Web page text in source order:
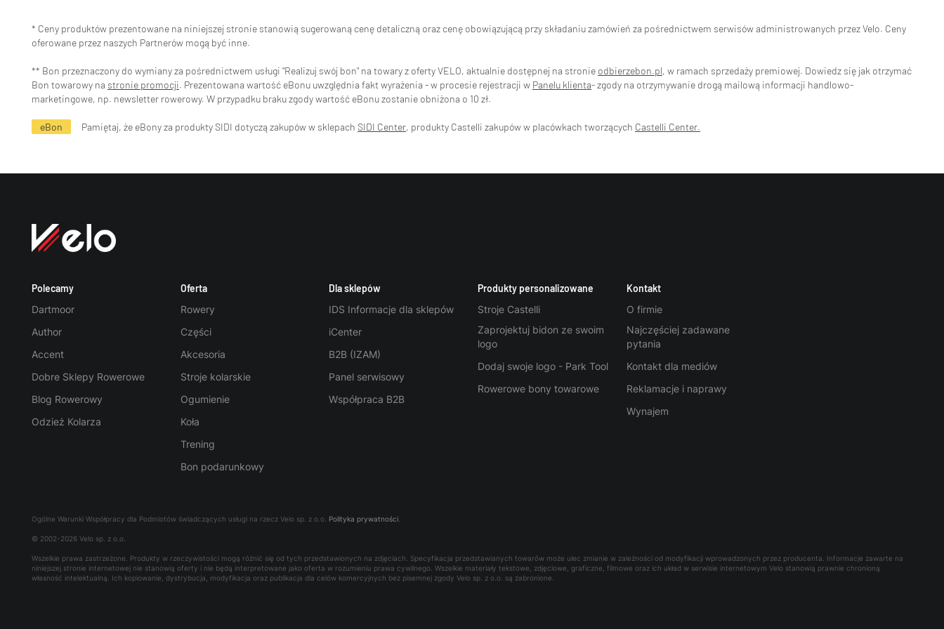
* Ceny produktów prezentowane na niniejszej stronie stanowią sugerowaną cenę detaliczną oraz cenę obowiązującą przy składaniu zamówień za pośrednictwem serwisów administrowanych przez Velo. Ceny
oferowane przez naszych Partnerów mogą być inne.
** Bon przeznaczony do wymiany za pośrednictwem usługi "Realizuj swój bon" na towary z oferty VELO, aktualnie dostępnej na stronie odbierzebon.pl, w ramach sprzedaży premiowej. Dowiedz się jak otrzymać
Bon towarowy na stronie promocji. Prezentowana wartość eBonu uwzględnia fakt wyrażenia - w procesie rejestracji w Panelu klienta- zgody na otrzymywanie drogą mailową informacji handlowo-
marketingowe, np. newsletter rowerowy. W przypadku braku zgody wartość eBonu zostanie obniżona o 10 zł.
eBon Pamiętaj, że eBony za produkty SIDI dotyczą zakupów w sklepach SIDI Center, produkty Castelli zakupów w placówkach tworzących Castelli Center.
Polecamy
Dartmoor
Author
Accent
Dobre Sklepy Rowerowe
Blog Rowerowy
Odzież Kolarza
Oferta
Rowery
Części
Akcesoria
Stroje kolarskie
Ogumienie
Koła
Trening
Bon podarunkowy
Dla sklepów
IDS Informacje dla sklepów
iCenter
B2B (IZAM)
Panel serwisowy
Współpraca B2B
Produkty personalizowane
Stroje Castelli
Zaprojektuj bidon ze swoim
logo
Dodaj swoje logo - Park Tool
Rowerowe bony towarowe
Kontakt
O firmie
Najczęściej zadawane
pytania
Kontakt dla mediów
Reklamacje i naprawy
Wynajem
Ogólne Warunki Współpracy dla Podmiotów świadczących usługi na rzecz Velo sp. z o.o. Polityka prywatności
© 2002-2026 Velo sp. z o.o.
Wszelkie prawa zastrzeżone. Produkty w rzeczywistości mogą różnić się od tych przedstawionych na zdjęciach. Specyfikacja przedstawianych towarów może ulec zmianie w zależności od modyfikacji wprowadzonych przez producenta. Informacje zawarte na
niniejszej stronie internetowej nie stanowią oferty i nie będą interpretowane jako oferta w rozumieniu prawa cywilnego. Wszelkie materiały tekstowe, zdjęciowe, graficzne, filmowe oraz ich układ w serwisie internetowym Velo stanowią prawnie chronioną
własność intelektualną. Ich kopiowanie, dystrybucja, modyfikacja oraz publikacja dla celów komercyjnych bez pisemnej zgody Velo sp. z o.o. są zabronione.